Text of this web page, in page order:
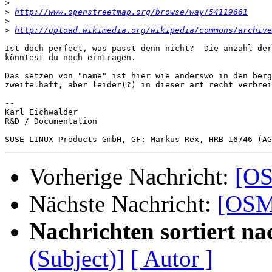
>
> http://www.openstreetmap.org/browse/way/54119661
>
> http://upload.wikimedia.org/wikipedia/commons/
Ist doch perfect, was passt denn nicht?  Die anzahl der
könntest du noch eintragen.
Das setzen von "name" ist hier wie anderswo in den
zweifelhaft, aber leider(?) in dieser art recht
--
Karl Eichwalder
R&D / Documentation
Vorherige Nachricht:
Nächste Nachricht:
Nachrichten sortiert
(Subject)] [ Autor ]